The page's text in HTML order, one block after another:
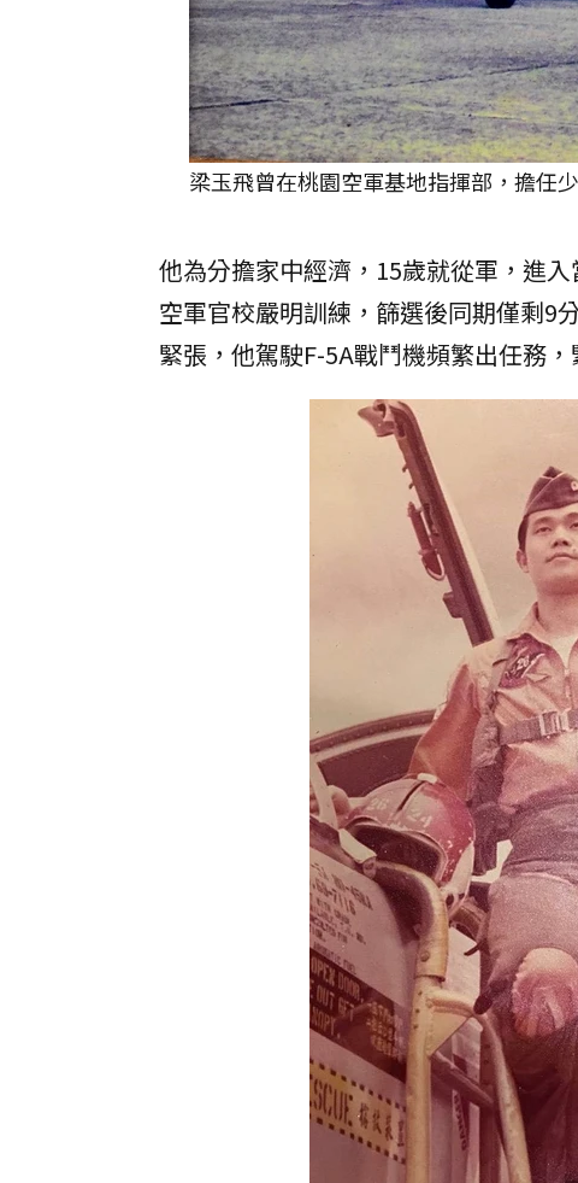
梁玉飛曾在桃園空軍基地指揮部，擔任
他為分擔家中經濟，15歲就從軍，進
空軍官校嚴明訓練，篩選後同期僅剩9
緊張，他駕駛F-5A戰鬥機頻繁出任務